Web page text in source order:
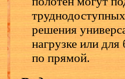
решения
нагрузке или
по прямой.